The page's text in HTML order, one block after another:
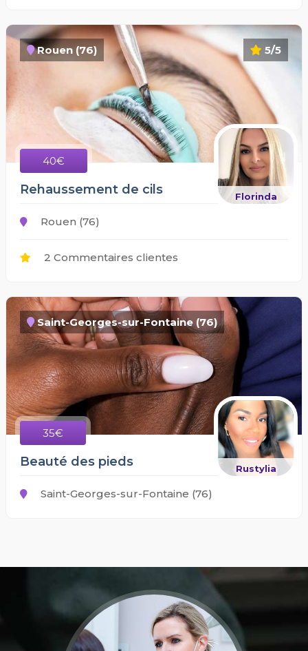
5/5
Rouen (76)
40€
Florinda
Rehaussement de cils
Rouen (76)
2 Commentaires clientes
Saint-Georges-sur-Fontaine (76)
35€
Rustylia
Beauté des pieds
Saint-Georges-sur-Fontaine (76)